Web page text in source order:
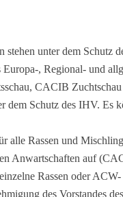
unter dem
, Regional- und
CACIB
dem Schutz des IHV.
alle Rassen und
Anwartschaften auf
Rassen oder
des Vorstandes